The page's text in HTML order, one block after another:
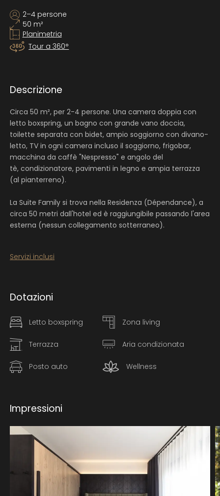
2–4 persone
50 m²
Planimetria
Tour a 360°
Descrizione
Circa 50 m², per 2-4 persone. Una camera doppia con
letto boxspring, un bagno con grande vano doccia,
toilette separata con bidet, ampio soggiorno con divano-
letto, TV in ogni camera incluso il soggiorno, frigobar,
macchina da caffè "Nespresso" e angolo del
tè, condizionatore, pavimenti in legno e ampia terrazza
(al pianterreno).
La Suite Family si trova nella Residenza (Dépendance), a
circa 50 metri dall'hotel ed è raggiungibile passando l'area
esterna (nessun collegamento sotterraneo).
Servizi inclusi
Dotazioni
Letto boxspring Zona living
Terrazza Aria condizionata
Posto auto Wellness
Impressioni